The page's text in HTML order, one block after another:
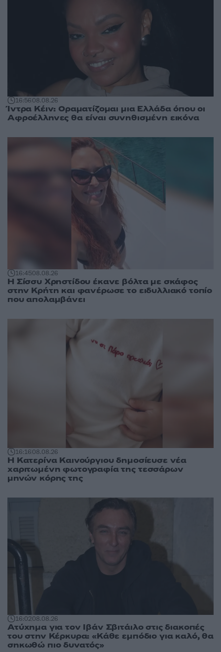
16:5608.08.26
Ίντρα Κέιν: Οραματίζομαι μια Ελλάδα όπου οι
Αφροέλληνες θα είναι συνηθισμένη εικόνα
16:4508.08.26
Η Σίσσυ Χρηστίδου έκανε βόλτα με σκάφος
στην Κρήτη και φανέρωσε το ειδυλλιακό τοπίο
που απολαμβάνει
16:1608.08.26
Η Κατερίνα Καινούργιου δημοσίευσε νέα
χαριτωμένη φωτογραφία της τεσσάρων
μηνών κόρης της
16:0208.08.26
Ατύχημα για τον Ιβάν Σβιτάιλο στις διακοπές
του στην Κέρκυρα: «Κάθε εμπόδιο για καλό, θα
σηκωθώ πιο δυνατός»